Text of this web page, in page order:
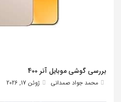
بررسی گوشی موبایل آنر 400
محمد جواد صمدانی ژوئن 17, 2026